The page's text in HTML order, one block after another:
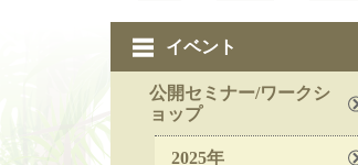
イベント
公開セミナー/ワークシ
ョップ
2025年